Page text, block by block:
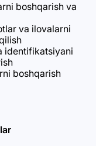
boshqarish va
va ilovalarni
identifikatsiyani
boshqarish